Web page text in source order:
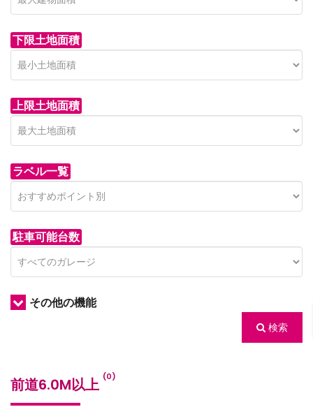
下限土地面積
上限土地面積
ラベル一覧
駐車可能台数
その他の機能
検索
前道6.0M以上 (0)
on call
Price on call
850
top-